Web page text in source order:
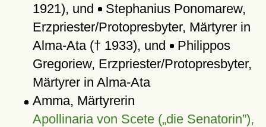
1921), und Stephanius Ponomarew,
Erzpriester/Protopresbyter, Märtyrer in
Alma-Ata († 1933), und Philippos
Gregoriew, Erzpriester/Protopresbyter,
Märtyrer in Alma-Ata
Amma, Märtyrerin
Apollinaria von Scete ( die Senatorin ),